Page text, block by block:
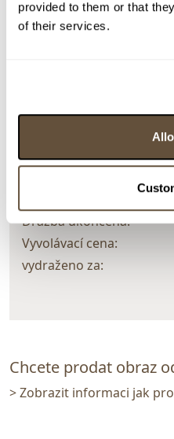
provided to them or that
of their services.
> Zobrazit detail položky a
Jaroslav Riegel
92491. Stromy v zimě
Dražba ukončena:
Vyvolávací cena:
vydraženo za:
Chcete prodat obraz
> Zobrazit informaci jak